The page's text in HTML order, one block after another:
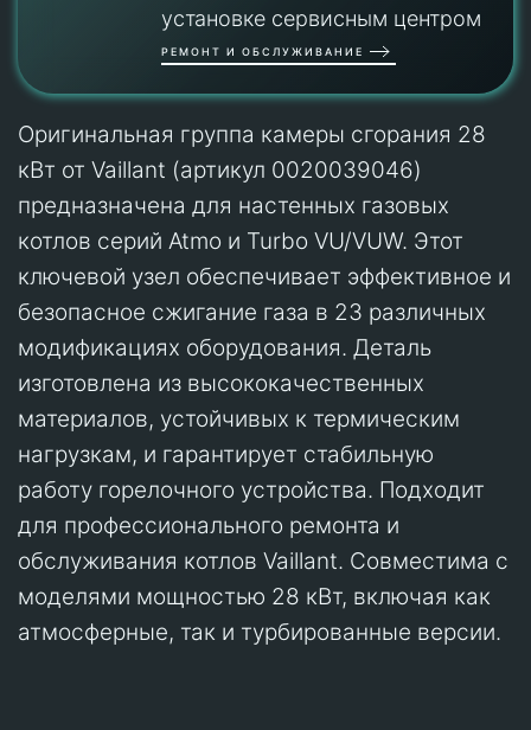
установке сервисным центром
РЕМОНТ И ОБСЛУЖИВАНИЕ
Оригинальная группа камеры сгорания 28
кВт от Vaillant (артикул 0020039046)
предназначена для настенных газовых
котлов серий Atmo и Turbo VU/VUW. Этот
ключевой узел обеспечивает эффективное и
безопасное сжигание газа в 23 различных
модификациях оборудования. Деталь
изготовлена из высококачественных
материалов, устойчивых к термическим
нагрузкам, и гарантирует стабильную
работу горелочного устройства. Подходит
для профессионального ремонта и
обслуживания котлов Vaillant. Совместима с
моделями мощностью 28 кВт, включая как
атмосферные, так и турбированные версии.